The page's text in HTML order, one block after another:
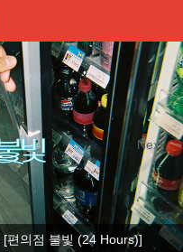
Next
편의점 불빛 (24 Hours)]